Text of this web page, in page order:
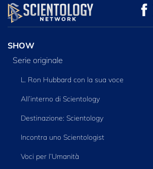
GUARDA
SHOW
Serie originale
L. Ron Hubbard con la sua voce
All’interno di Scientology
Destinazione: Scientology
Incontra uno Scientologist
Voci per l’Umanità